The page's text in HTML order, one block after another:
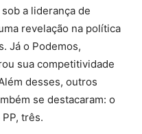
a liderança de
revelação na política
Já o Podemos,
sua competitividade
desses, outros
se destacaram: o
três.